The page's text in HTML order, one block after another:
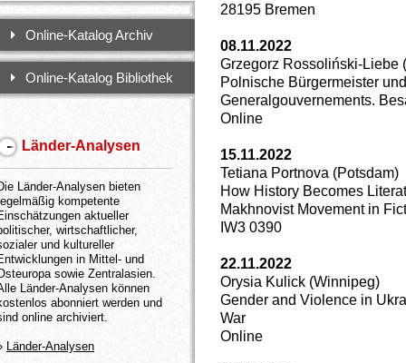
28195 Bremen
08.11.2022
Grzegorz Rossoliński-Liebe
Polnische Bürgermeister
Generalgouvernements.
Online
15.11.2022
Tetiana Portnova (Potsdam)
How History Becomes
Makhnovist Movement in
IW3 0390
22.11.2022
Orysia Kulick (Winnipeg)
Gender and Violence in
War
Online
Online-Katalog Archiv
Online-Katalog Bibliothek
Länder-Analysen
Länder-Analysen bieten
kompetente
aktueller
wirtschaftlicher,
und kultureller
in Mittel- und
sowie Zentralasien.
Länder-Analysen können
abonniert werden und
online archiviert.
Länder-Analysen